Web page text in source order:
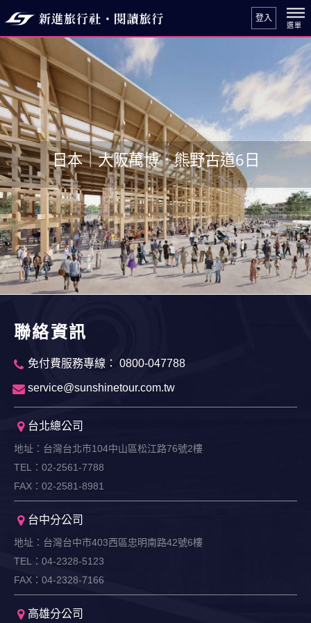
登入
日本｜大阪萬博．熊野古道6日
聯絡資訊
免付費服務專線： 0800-047788
service@sunshinetour.com.tw
台北總公司
地址：台灣台北市104中山區松江路76號2樓
TEL：02-2561-7788
FAX：02-2581-8981
台中分公司
地址：台灣台中市403西區忠明南路42號6樓
TEL：04-2328-5123
FAX：04-2328-7166
高雄分公司